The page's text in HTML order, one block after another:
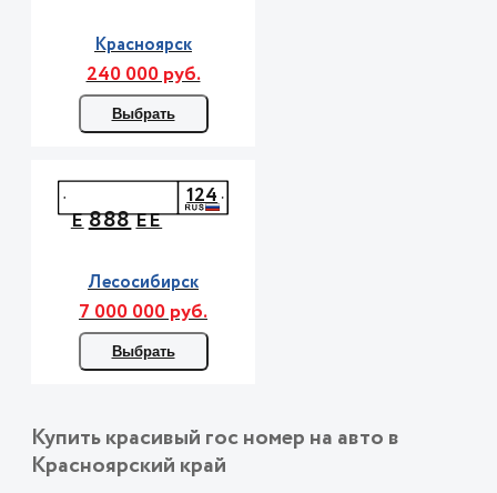
Красноярск
240 000 руб.
Выбрать
Е888ЕЕ
124
Лесосибирск
7 000 000 руб.
Выбрать
Купить красивый гос номер на авто в
Красноярский край